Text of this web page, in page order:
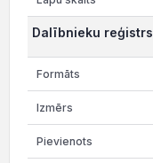
Dalībnieku reģistrs